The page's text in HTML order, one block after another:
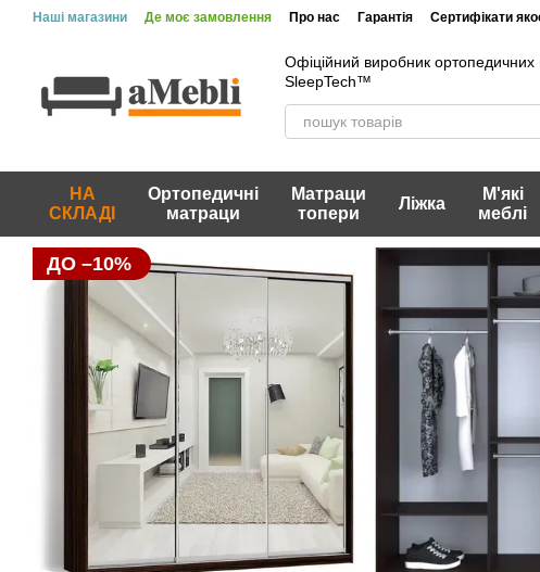
Перейти до основного контенту
Наші магазини Де моє замовлення Про нас Гарантія Сертифікати
Офіційний виробник ортопедичних
SleepTech™
НА
СКЛАДІ
Ортопедичні
матраци
Матраци
топери
Ліжка
М'які
меблі
ДО –10%